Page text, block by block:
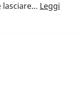
lasciare… Leggi